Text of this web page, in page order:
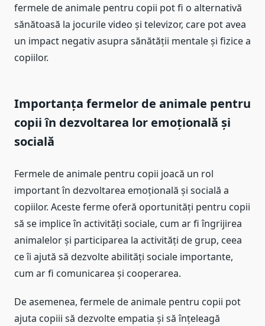
fermele de animale pentru copii pot fi o alternativă
sănătoasă la jocurile video și televizor, care pot avea
un impact negativ asupra sănătății mentale și fizice a
copiilor.
Importanța fermelor de animale pentru
copii în dezvoltarea lor emoțională și
socială
Fermele de animale pentru copii joacă un rol
important în dezvoltarea emoțională și socială a
copiilor. Aceste ferme oferă oportunități pentru copii
să se implice în activități sociale, cum ar fi îngrijirea
animalelor și participarea la activități de grup, ceea
ce îi ajută să dezvolte abilități sociale importante,
cum ar fi comunicarea și cooperarea.
De asemenea, fermele de animale pentru copii pot
ajuta copiii să dezvolte empatia și să înțeleagă